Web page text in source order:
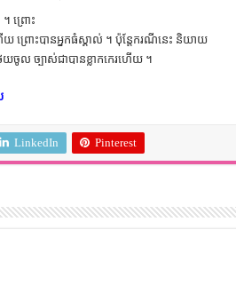
ព្រោះ​
រោះ​បាន​អ្នក​ធំ​ស្គាល់ ។ ប៉ុន្តែ​ករណី​នេះ និយាយ​
យ​ចូល ច្បាស់​ជា​បាន​ខ្លា​កកេរ​ហើយ ។
LinkedIn Pinterest